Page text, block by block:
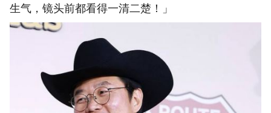
生气，镜头前都看得一清二楚！」